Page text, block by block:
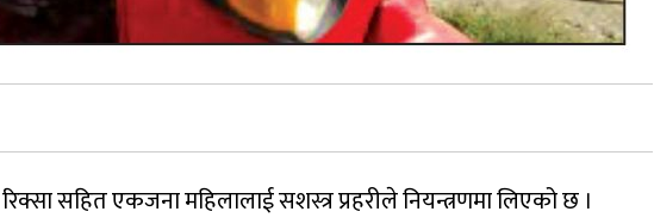
सहित एकजना महिलालाई सशस्त्र प्रहरीले नियन्त्रणमा लिएको छ ।